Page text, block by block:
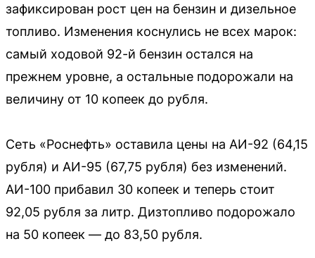
зафиксирован рост цен на бензин и дизельное
топливо. Изменения коснулись не всех марок:
самый ходовой 92-й бензин остался на
прежнем уровне, а остальные подорожали на
величину от 10 копеек до рубля.
Сеть «Роснефть» оставила цены на АИ-92 (64,15
рубля) и АИ-95 (67,75 рубля) без изменений.
АИ-100 прибавил 30 копеек и теперь стоит
92,05 рубля за литр. Дизтопливо подорожало
на 50 копеек — до 83,50 рубля.